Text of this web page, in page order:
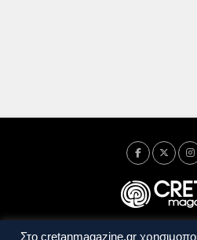
Στο cretanmagazine.gr